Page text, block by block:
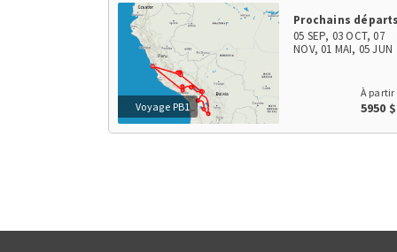
> Canyon de Palca > Cusco > Chinchero > Moray >
Salines de Maras > Ollantaytambo > Aguas Calientes,
Machu Picchu Pueblo > Site Inka Machu Picchu > Lares
Voyage PB1
Prochains
05 SEP, 03 OCT,07
NOV,01 MAI, 05 JUN
À partir
5950